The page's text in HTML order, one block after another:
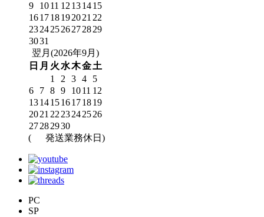
9
1011 12 131415
161718192021 22
23242526272829
3031
翌月(2026年9月)
日 月 火 水木金土
1
2 3 4
5
6
7 8 9 1011 12
13141516171819
2021 22 23242526
27282930
(
発送業務休日)
PC
SP